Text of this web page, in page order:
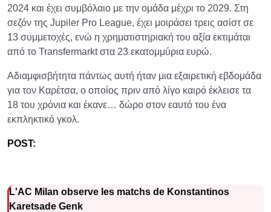
2024 και έχει συμβόλαιο με την ομάδα μέχρι το 2029. Στη
σεζόν της Jupiler Pro League, έχει μοιράσει τρεις ασίστ σε
13 συμμετοχές, ενώ η χρηματιστηριακή του αξία εκτιμάται
από το Transfermarkt στα 23 εκατομμύρια ευρώ.
Αδιαμφισβήτητα πάντως αυτή ήταν μια εξαιρετική εβδομάδα
για τον Καρέτσα, ο οποίος πριν από λίγο καιρό έκλεισε τα
18 του χρόνια και έκανε… δώρο στον εαυτό του ένα
εκπληκτικό γκολ.
POST:
L'AC Milan observe les matchs de Konstantinos
Karetsade Genk